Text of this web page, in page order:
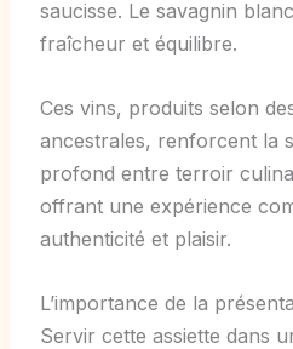
saucisse. Le savagnin
fraîcheur et équilibre.
Ces vins, produits selon
ancestrales, renforcent la
profond entre terroir
offrant une expérience
authenticité et plaisir.
L’importance de la
Servir cette assiette dans